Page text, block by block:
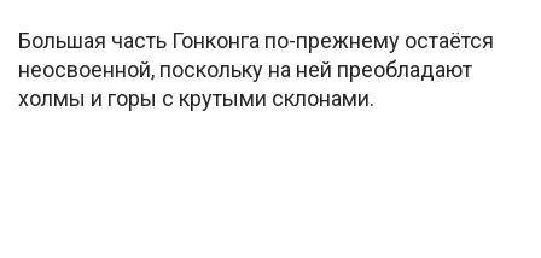
Большая часть Гонконга по-прежнему остаётся
неосвоенной, поскольку на ней преобладают
холмы и горы с крутыми склонами.